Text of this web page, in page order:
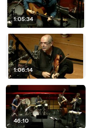
1:05:34
1:06:14
46:10